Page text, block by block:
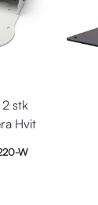
stk
Hvit
W